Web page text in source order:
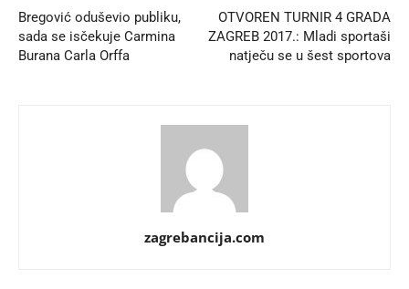
Bregović oduševio publiku,
sada se isčekuje Carmina
Burana Carla Orffa
OTVOREN TURNIR 4 GRADA
ZAGREB 2017.: Mladi sportaši
natječu se u šest sportova
zagrebancija.com